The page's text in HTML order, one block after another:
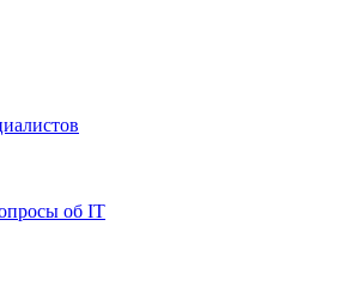
об IT